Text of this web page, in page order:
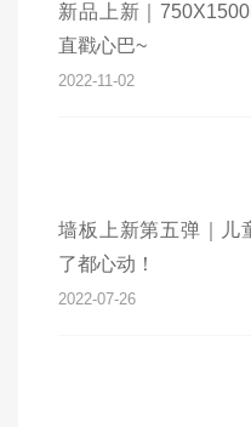
新品上新｜
直戳心巴~
2022-11-02
墙板上新第五弹｜儿
了都心动！
2022-07-26